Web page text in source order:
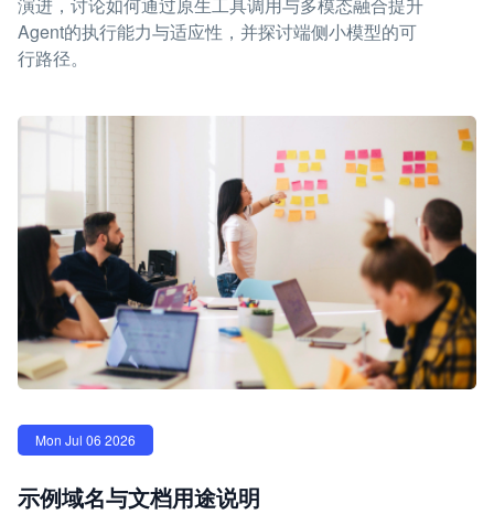
演进，讨论如何通过原生工具调用与多模态融合提升
Agent的执行能力与适应性，并探讨端侧小模型的可
行路径。
Mon Jul 06 2026
示例域名与文档用途说明